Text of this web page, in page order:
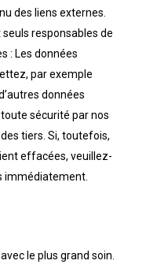
des liens externes.
responsables de
: Les données
par exemple
données
sécurité par nos
tiers. Si, toutefois,
effacées, veuillez-
immédiatement.
le plus grand soin.